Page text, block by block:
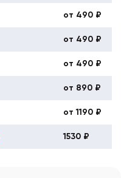
от 490 ₽
от 490 ₽
от 490 ₽
от 890 ₽
от 1190 ₽
1530 ₽